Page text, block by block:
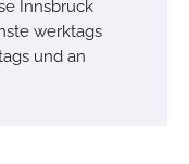
Innsbruck
werktags
und an